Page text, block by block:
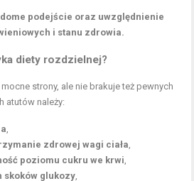
podejście oraz uwzględnienie
i stanu zdrowia.
diety rozdzielnej?
strony, ale nie brakuje też pewnych
atutów należy:
zdrowej wagi ciała
poziomu cukru we krwi
skoków glukozy